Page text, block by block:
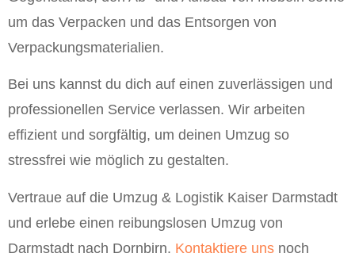
um das Verpacken und das Entsorgen von
Verpackungsmaterialien.
Bei uns kannst du dich auf einen zuverlässigen und
professionellen Service verlassen. Wir arbeiten
effizient und sorgfältig, um deinen Umzug so
stressfrei wie möglich zu gestalten.
Vertraue auf die Umzug & Logistik Kaiser Darmstadt
und erlebe einen reibungslosen Umzug von
Darmstadt nach Dornbirn. Kontaktiere uns noch